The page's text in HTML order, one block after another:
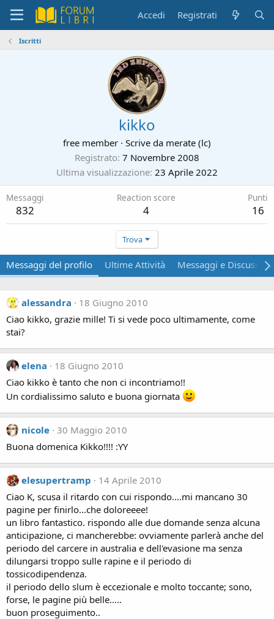
Accedi Registrati
Iscritti
kikko
free member · Scrive da merate (lc)
Registrato 7 Novembre 2008
Ultima visualizzazione 23 Aprile 2022
Messaggi
832
Reaction score
4
Punti
16
Trova
Messaggi del profilo Ultime Attività Messaggi e
alessandra
18 Giugno 2010
Ciao kikko, grazie mille! Ti si vede poco ultimamente, come
stai?
elena
18 Giugno 2010
Ciao kikko è tanto che non ci incontriamo!!
Un cordialissimo saluto e buona giornata
nicole 30 Maggio 2010
Buona domenica Kikko!!!! :YY
elesupertramp
14 Aprile 2010
Ciao K, scusa il ritardo con cui rispondo....mi mancano 30
pagine per finirlo...che doloreeee!
un libro fantastico. rispondo alle due domande senza alcuna
anticipazione, ci mancherebbe: ovviamente parlerà anche del
periodo del carcere in australia e dell'evasione ma senza
dilungarsi troppo sulle rapine e il periodo di
tossicodipendenza.
il periodo dello slum è eccezionale e molto toccante; sono,
forse, le pagine più belle.....
buon proseguimento..